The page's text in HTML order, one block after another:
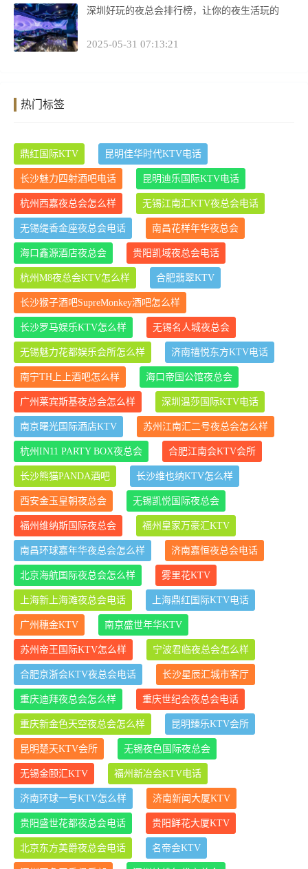
深圳好玩的夜总会排行榜，让你的夜生活玩的
2025-05-31 07:13:21
热门标签
鼎红国际KTV 昆明佳华时代KTV电话
长沙魅力四射酒吧电话 昆明迪乐国际KTV电话
杭州西嘉夜总会怎么样 无锡江南汇KTV夜总会电话
无锡缇香金座夜总会电话 南昌花样年华夜总会
海口鑫源酒店夜总会 贵阳凯域夜总会电话
杭州M8夜总会KTV怎么样 合肥翡翠KTV
长沙猴子酒吧SupreMonkey酒吧怎么样
长沙罗马娱乐KTV怎么样 无锡名人城夜总会
无锡魅力花都娱乐会所怎么样 济南禧悦东方KTV电话
南宁TH上上酒吧怎么样 海口帝国公馆夜总会
广州莱宾斯基夜总会怎么样 深圳温莎国际KTV电话
南京曙光国际酒店KTV 苏州江南汇二号夜总会怎么样
杭州IN11 PARTY BOX夜总会 合肥江南会KTV会所
长沙熊猫PANDA酒吧 长沙维也纳KTV怎么样
西安金玉皇朝夜总会 无锡凯悦国际夜总会
福州维纳斯国际夜总会 福州皇家万豪汇KTV
南昌环球嘉年华夜总会怎么样 济南嘉恒夜总会电话
北京海航国际夜总会怎么样 雾里花KTV
上海新上海滩夜总会电话 上海鼎红国际KTV电话
广州穗金KTV 南京盛世年华KTV
苏州帝王国际KTV怎么样 宁波君临夜总会怎么样
合肥京浙会KTV夜总会电话 长沙星辰汇城市客厅
重庆迪拜夜总会怎么样 重庆世纪会夜总会电话
重庆新金色天空夜总会怎么样 昆明臻乐KTV会所
昆明楚天KTV会所 无锡夜色国际夜总会
无锡金颐汇KTV 福州新冶会KTV电话
济南环球一号KTV怎么样 济南新闻大厦KTV
贵阳盛世花都夜总会电话 贵阳鲜花大厦KTV
北京东方美爵夜总会电话 名帝会KTV